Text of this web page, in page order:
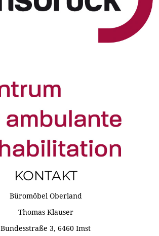
KONTAKT
Büromöbel Oberland
Thomas Klauser
Bundesstraße 3, 6460 Imst